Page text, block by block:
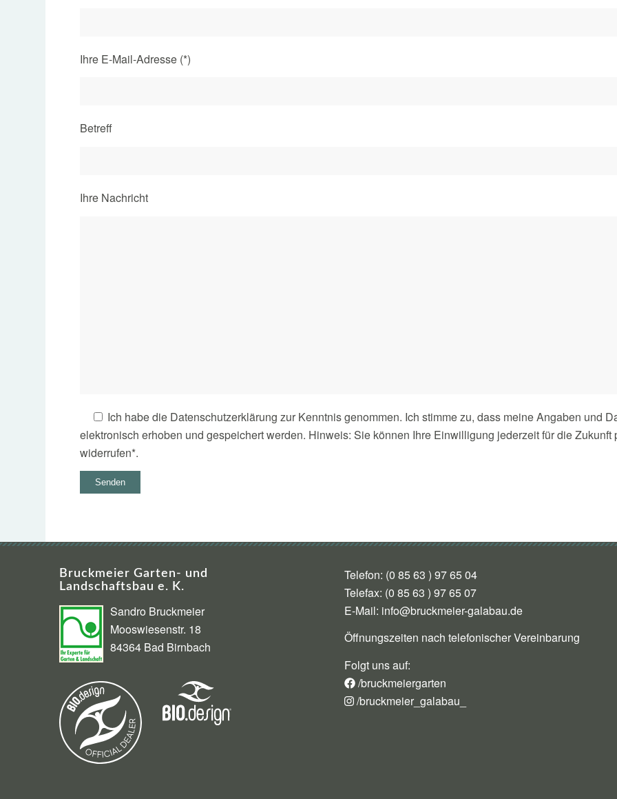
Ihre E-Mail-Adresse (*)
Betreff
Ihre Nachricht
Ich habe die Datenschutzerklärung zur Kenntnis genommen. Ich stimme zu, dass meine Angaben und
elektronisch erhoben und gespeichert werden. Hinweis: Sie können Ihre Einwilligung jederzeit für die
widerrufen*.
Bruckmeier Garten- und
Landschaftsbau e. K.
Sandro Bruckmeier
Mooswiesenstr. 18
84364 Bad Birnbach
Telefon: (0 85 63 ) 97 65 04
Telefax: (0 85 63 ) 97 65 07
E-Mail: info@bruckmeier-galabau.de
Öffnungszeiten nach telefonischer Vereinbarung
Folgt uns auf:
/bruckmeiergarten
/bruckmeier_galabau_